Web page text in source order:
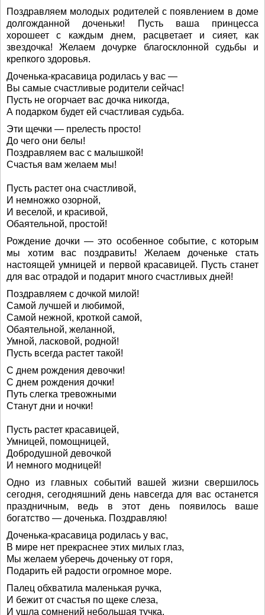
Поздравляем молодых родителей с появлением в доме
долгожданной доченьки! Пусть ваша принцесса
хорошеет с каждым днем, расцветает и сияет, как
звездочка! Желаем дочурке благосклонной судьбы и
крепкого здоровья.
Доченька-красавица родилась у вас —
Вы самые счастливые родители сейчас!
Пусть не огорчает вас дочка никогда,
А подарком будет ей счастливая судьба.
Эти щечки — прелесть просто!
До чего они белы!
Поздравляем вас с малышкой!
Счастья вам желаем мы!
Пусть растет она счастливой,
И немножко озорной,
И веселой, и красивой,
Обаятельной, простой!
Рождение дочки — это особенное событие, с которым
мы хотим вас поздравить! Желаем доченьке стать
настоящей умницей и первой красавицей. Пусть станет
для вас отрадой и подарит много счастливых дней!
Поздравляем с дочкой милой!
Самой лучшей и любимой,
Самой нежной, кроткой самой,
Обаятельной, желанной,
Умной, ласковой, родной!
Пусть всегда растет такой!
С днем рождения девочки!
С днем рождения дочки!
Путь слегка тревожными
Станут дни и ночки!
Пусть растет красавицей,
Умницей, помощницей,
Добродушной девочкой
И немного модницей!
Одно из главных событий вашей жизни свершилось
сегодня, сегодняшний день навсегда для вас останется
праздничным, ведь в этот день появилось ваше
богатство — доченька. Поздравляю!
Доченька-красавица родилась у вас,
В мире нет прекраснее этих милых глаз,
Мы желаем уберечь доченьку от горя,
Подарить ей радости огромное море.
Палец обхватила маленькая ручка,
И бежит от счастья по щеке слеза,
И ушла сомнений небольшая тучка,